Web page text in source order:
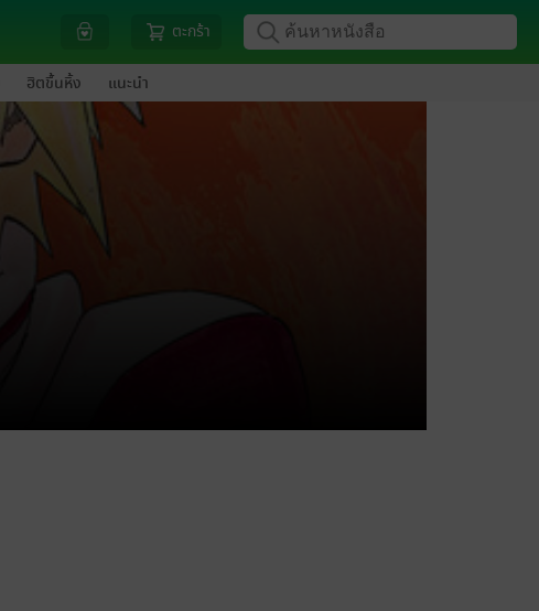
ตะกร้า
ฮิตขึ้นหิ้ง แนะนำ